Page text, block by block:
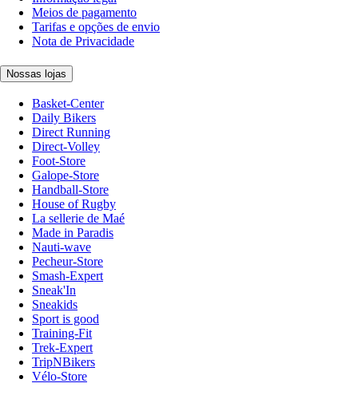
Meios de pagamento
Tarifas e opções de envio
Nota de Privacidade
Nossas lojas
Basket-Center
Daily Bikers
Direct Running
Direct-Volley
Foot-Store
Galope-Store
Handball-Store
House of Rugby
La sellerie de Maé
Made in Paradis
Nauti-wave
Pecheur-Store
Smash-Expert
Sneak'In
Sneakids
Sport is good
Training-Fit
Trek-Expert
TripNBikers
Vélo-Store